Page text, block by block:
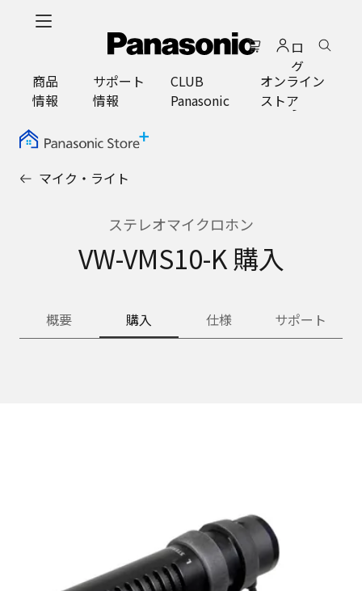
ロ
グ
イ
ン
商品
情報
サポート
情報
CLUB
Panasonic
オンライン
ストア
マイク・ライト
ステレオマイクロホン
VW-VMS10-K 購入
概要 購入 仕様 サポート